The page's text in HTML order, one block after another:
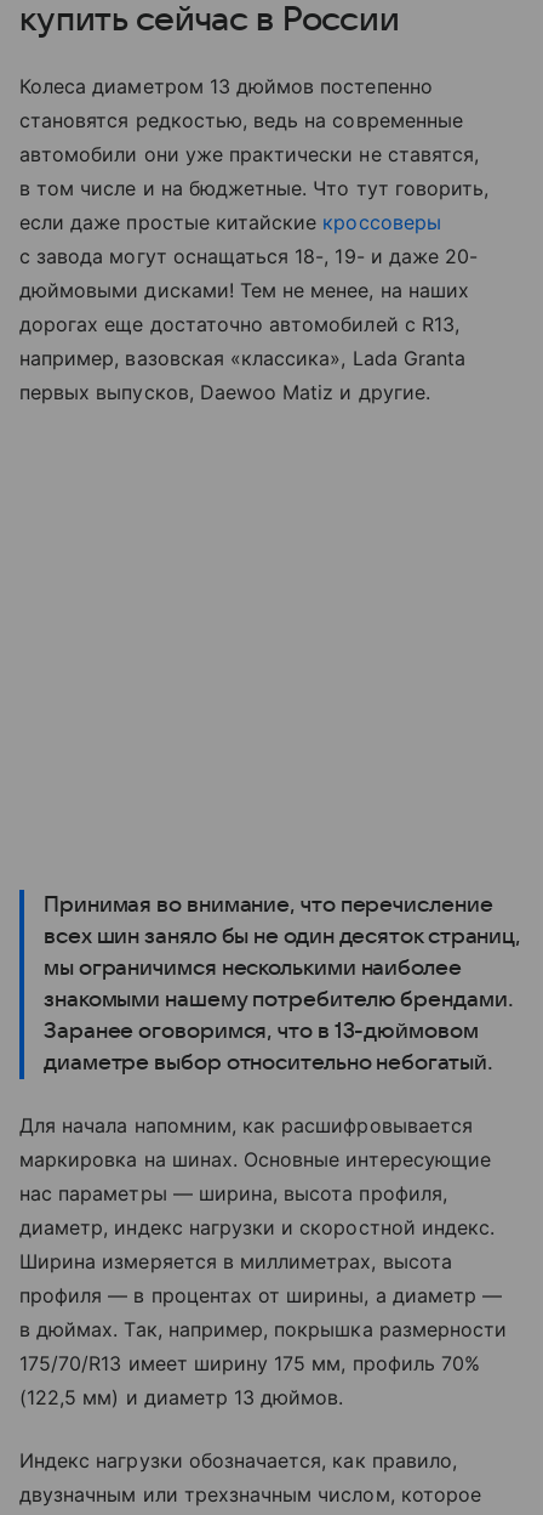
купить сейчас в России
Колеса диаметром 13 дюймов постепенно
становятся редкостью, ведь на современные
автомобили они уже практически не ставятся,
в том числе и на бюджетные. Что тут говорить,
если даже простые китайские кроссоверы
с завода могут оснащаться 18-, 19- и даже 20-
дюймовыми дисками! Тем не менее, на наших
дорогах еще достаточно автомобилей с R13,
например, вазовская «классика», Lada Granta
первых выпусков, Daewoo Matiz и другие.
Принимая во внимание, что перечисление
всех шин заняло бы не один десяток страниц,
мы ограничимся несколькими наиболее
знакомыми нашему потребителю брендами.
Заранее оговоримся, что в 13-дюймовом
диаметре выбор относительно небогатый.
Для начала напомним, как расшифровывается
маркировка на шинах. Основные интересующие
нас параметры — ширина, высота профиля,
диаметр, индекс нагрузки и скоростной индекс.
Ширина измеряется в миллиметрах, высота
профиля — в процентах от ширины, а диаметр —
в дюймах. Так, например, покрышка размерности
175/70/R13 имеет ширину 175 мм, профиль 70%
(122,5 мм) и диаметр 13 дюймов.
Индекс нагрузки обозначается, как правило,
двузначным или трехзначным числом, которое